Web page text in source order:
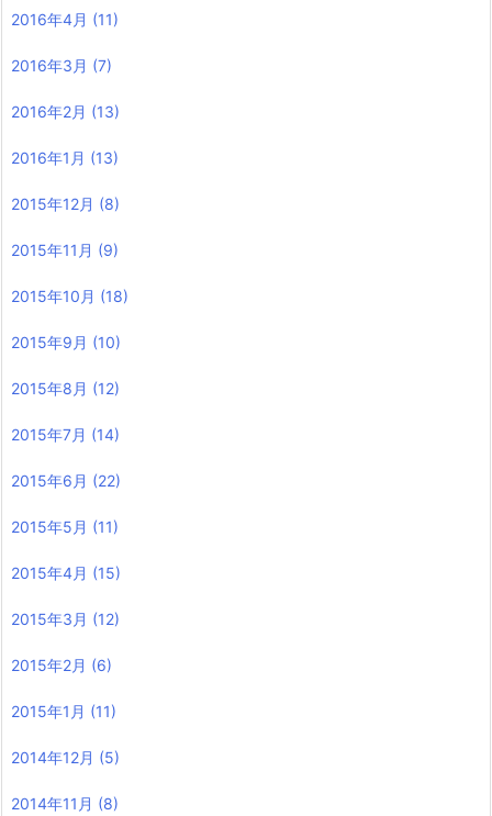
2016年4月 (11)
2016年3月 (7)
2016年2月 (13)
2016年1月 (13)
2015年12月 (8)
2015年11月 (9)
2015年10月 (18)
2015年9月 (10)
2015年8月 (12)
2015年7月 (14)
2015年6月 (22)
2015年5月 (11)
2015年4月 (15)
2015年3月 (12)
2015年2月 (6)
2015年1月 (11)
2014年12月 (5)
2014年11月 (8)